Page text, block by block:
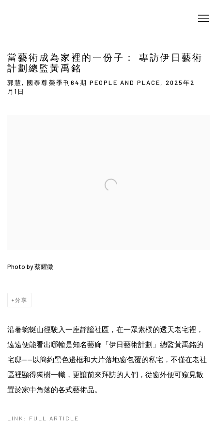
當藝術成為家裡的一份子： 專訪伊日藝術
計劃總監黃禹銘
郭慧, 國泰尊榮季刊64期 PEOPLE AND PLACE, 2025年2
月1日
Photo by 蔡耀徵
分享
沿著蜿蜒山徑駛入一座靜謐社區，在一眾素樸的透天老宅裡，
遠遠便能看出哪幢是知名藝廊「伊日藝術計劃」總監黃禹銘的
宅邸——以簡約黑色邊框和大片落地窗包覆的私宅，不僅在老社
區裡顯得獨樹一幟，更讓前來拜訪的人們，從窗外便可窺見散
置於家中角落的各式藝術品。
LINK: FULL ARTICLE